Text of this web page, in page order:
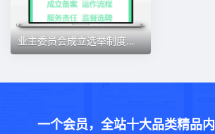
业主委员会成立选举制度业委会小区选聘物业管理服务合同word模板
一个会员，全站十大品类精品